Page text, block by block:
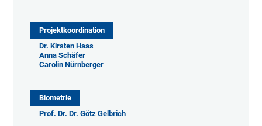
Projektkoordination
Dr. Kirsten Haas
​​​​​​​Anna Schäfer
​​​​​​​Carolin Nürnberger
Biometrie
Prof. Dr. Dr. Götz Gelbrich